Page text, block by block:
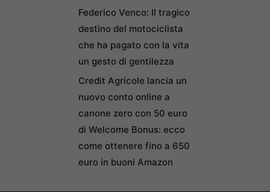
Federico Venco: Il tragico
destino del motociclista
che ha pagato con la vita
un gesto di gentilezza
Credit Agricole lancia un
nuovo conto online a
canone zero con 50 euro
di Welcome Bonus: ecco
come ottenere fino a 650
euro in buoni Amazon